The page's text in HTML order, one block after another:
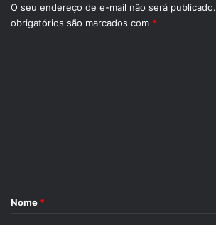
O seu endereço de e-mail não será publicado.
obrigatórios são marcados com *
rNome *